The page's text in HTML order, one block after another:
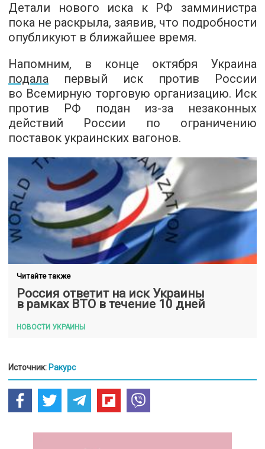
Детали нового иска к РФ замминистра
пока не раскрыла, заявив, что подробности
опубликуют в ближайшее время.
Напомним, в конце октября Украина
подала первый иск против России
во Всемирную торговую организацию. Иск
против РФ подан из-за незаконных
действий России по ограничению
поставок украинских вагонов.
Читайте также
Россия ответит на иск Украины
в рамках ВТО в течение 10 дней
НОВОСТИ УКРАИНЫ
Источник: Ракурс